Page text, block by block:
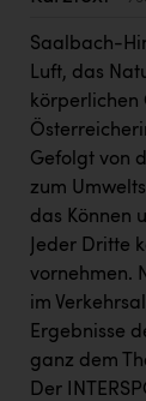
INTERSPAR
INTERSPORT
Jesolo
Jane Goodall
Kärcher
Karin Liedl
KEBA
KIWI
Saalbach-
Luft, das
körperlichen
Gefolgt von
zum
das Können
Jeder Dritte
vornehmen.
im
Ergebnisse
ganz dem
Der